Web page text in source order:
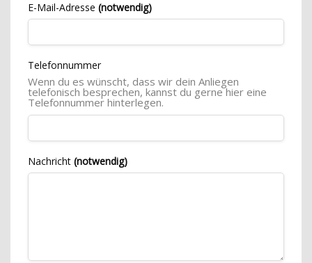
E-Mail-Adresse (notwendig)
Telefonnummer
Wenn du es wünscht, dass wir dein Anliegen
telefonisch besprechen, kannst du gerne hier eine
Telefonnummer hinterlegen.
Nachricht (notwendig)